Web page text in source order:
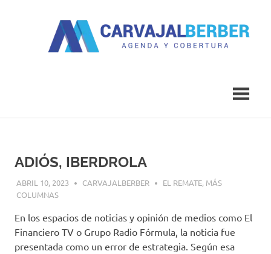
ADIÓS, IBERDROLA
ABRIL 10, 2023 CARVAJALBERBER EL REMATE, MÁS
COLUMNAS
En los espacios de noticias y opinión de medios como El
Financiero TV o Grupo Radio Fórmula, la noticia fue
presentada como un error de estrategia. Según esa